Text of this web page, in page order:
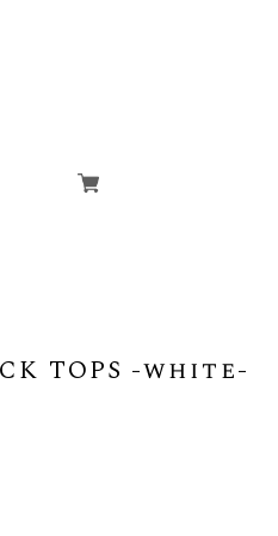
TOPS -white-